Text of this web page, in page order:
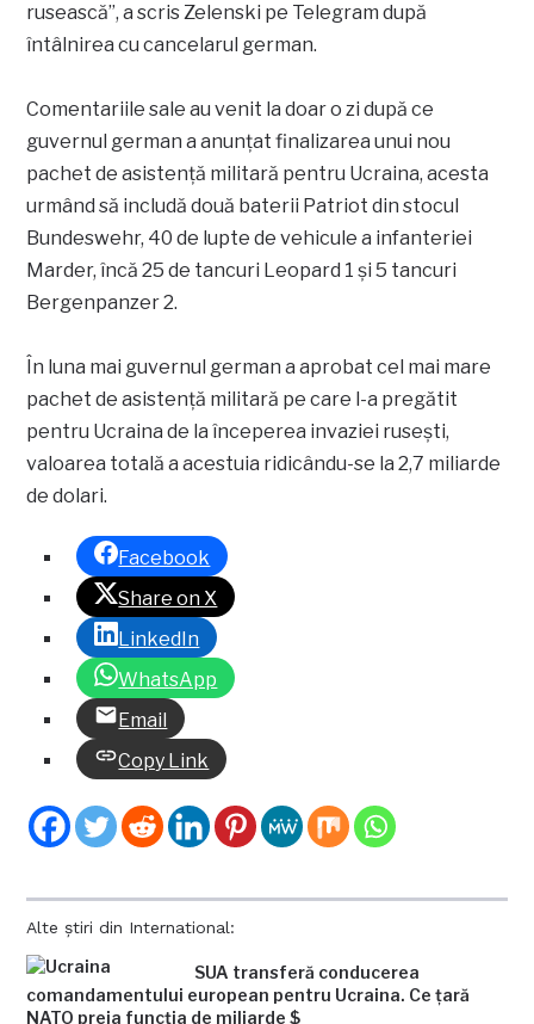
Alte știri din International:
SUA transferă conducerea
comandamentului european pentru Ucraina. Ce țară
NATO preia funcția de miliarde $
rusească”, a scris Zelenski pe Telegram după
întâlnirea cu cancelarul german.
Comentariile sale au venit la doar o zi după ce
guvernul german a anunțat finalizarea unui nou
pachet de asistență militară pentru Ucraina, acesta
urmând să includă două baterii Patriot din stocul
Bundeswehr, 40 de lupte de vehicule a infanteriei
Marder, încă 25 de tancuri Leopard 1 și 5 tancuri
Bergenpanzer 2.
În luna mai guvernul german a aprobat cel mai mare
pachet de asistență militară pe care l-a pregătit
pentru Ucraina de la începerea invaziei rusești,
valoarea totală a acestuia ridicându-se la 2,7 miliarde
de dolari.
Facebook
Share on X
LinkedIn
WhatsApp
Email
Copy Link